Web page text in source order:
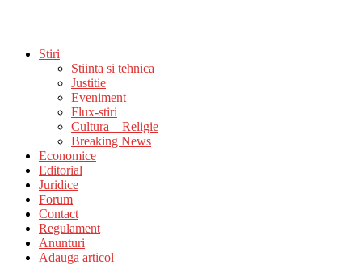
Stiri
Stiinta si tehnica
Justitie
Eveniment
Flux-stiri
Cultura – Religie
Breaking News
Economice
Editorial
Juridice
Forum
Contact
Regulament
Anunturi
Adauga articol